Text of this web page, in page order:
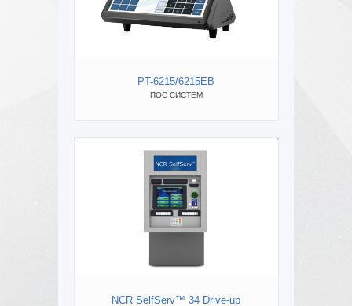
PT-6215/6215EB
ПОС СИСТЕМ
NCR SelfServ™ 34 Drive-up